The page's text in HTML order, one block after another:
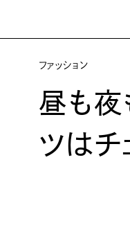
ファッション
昼も夜
ツはチ